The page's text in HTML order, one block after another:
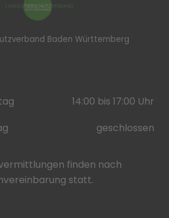
Baden Württemberg
14:00 bis 17:00 Uhr
geschlossen
finden nach
statt.